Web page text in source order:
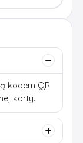
kodem QR
karty.